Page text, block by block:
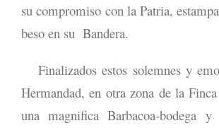
su compromiso con la Patria,
beso en su Bandera.
Finalizados estos solemnes y
Hermandad, en otra zona de la
una magnifica Barbacoa-bodega y